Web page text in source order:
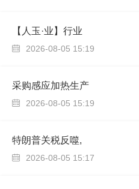
【人玉·业】行业
 2026-08-05 15:19
采购感应加热生产
 2026-08-05 15:19
特朗普关税反噬,
 2026-08-05 15:17